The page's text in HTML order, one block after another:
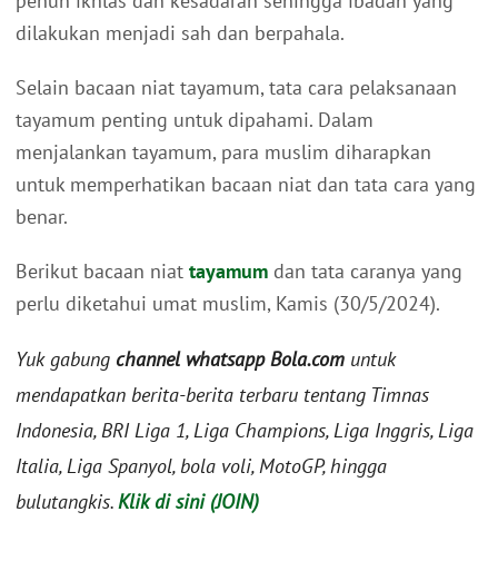
dilakukan menjadi sah dan berpahala.
Selain bacaan niat tayamum, tata cara pelaksanaan
tayamum penting untuk dipahami. Dalam
menjalankan tayamum, para muslim diharapkan
untuk memperhatikan bacaan niat dan tata cara yang
benar.
Berikut bacaan niat tayamum dan tata caranya yang
perlu diketahui umat muslim, Kamis (30/5/2024).
Yuk gabung channel whatsapp Bola.com untuk
mendapatkan berita-berita terbaru tentang Timnas
Indonesia, BRI Liga 1, Liga Champions, Liga Inggris, Liga
Italia, Liga Spanyol, bola voli, MotoGP, hingga
bulutangkis.Klik di sini (JOIN)